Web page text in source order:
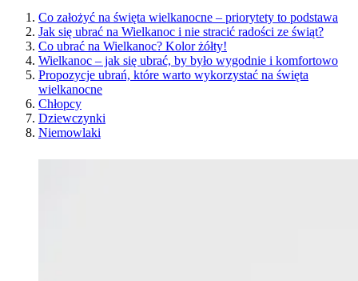
Co założyć na święta wielkanocne – priorytety to podstawa
Jak się ubrać na Wielkanoc i nie stracić radości ze świąt?
Co ubrać na Wielkanoc? Kolor żółty!
Wielkanoc – jak się ubrać, by było wygodnie i komfortowo
Propozycje ubrań, które warto wykorzystać na święta
wielkanocne
Chłopcy
Dziewczynki
Niemowlaki